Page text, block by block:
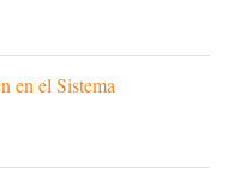
en el Sistema